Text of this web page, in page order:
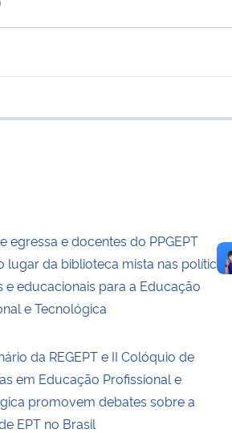
de transferência
egressa e docentes do PPGEPT
lugar da biblioteca mista nas políticas
e educacionais para a Educação
e Tecnológica
da REGEPT e II Colóquio de
em Educação Profissional e
promovem debates sobre a
EPT no Brasil